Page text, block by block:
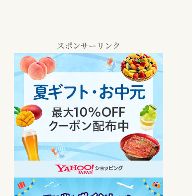
スポンサーリンク